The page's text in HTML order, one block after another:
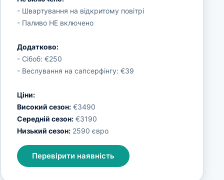
- Швартування на відкритому повітрі
- Паливо НЕ включено
Додатково:
- Сібоб: €250
- Веслування на сапсерфінгу: €39
Ціни:
Високий сезон:€3490
Середній сезон:€3190
Низький сезон:2590 євро
Перевірити наявність